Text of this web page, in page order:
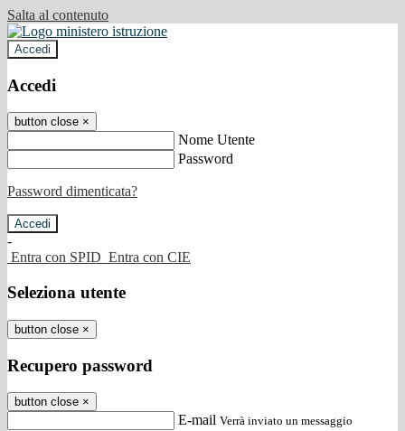
Salta al contenuto
Accedi
Accedi
button close ×
Nome Utente
Password
Password dimenticata?
-
Entra con SPID Entra con CIE
Seleziona utente
button close ×
Recupero password
button close ×
E-mail Verrà inviato un messaggio